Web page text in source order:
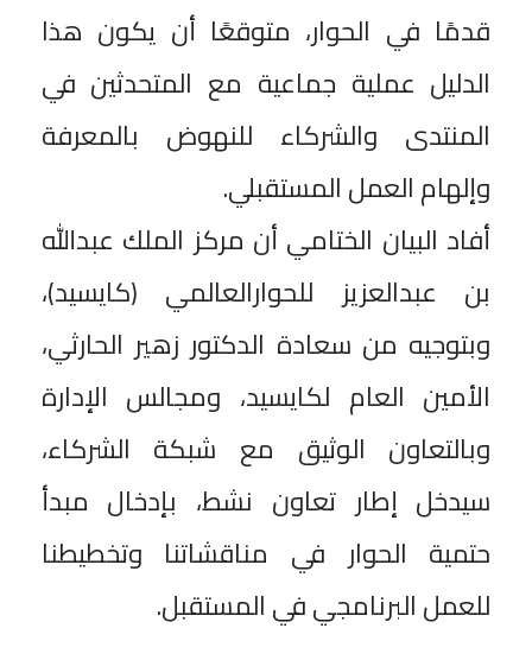
قدمًا في الحوار، متوقعًا أن يكون هذا
الدليل عملية جماعية مع المتحدثين في
المنتدى والشركاء للنهوض بالمعرفة
وإلهام العمل المستقبلي.
أفاد البيان الختامي أن مركز الملك عبدالله
بن عبدالعزيز للحوارالعالمي (كايسيد)،
وبتوجيه من سعادة الدكتور زهير الحارثي،
الأمين العام لكايسيد، ومجالس الإدارة
وبالتعاون الوثيق مع شبكة الشركاء،
سيدخل إطار تعاون نشط، بإدخال مبدأ
حتمية الحوار في مناقشاتنا وتخطيطنا
للعمل البرنامجي في المستقبل.